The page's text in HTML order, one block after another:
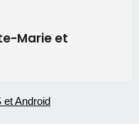
Corse 2026
en Corse pour
?
pas avant 2081